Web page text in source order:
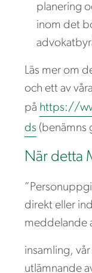
planering
inom det
Läs mer om
och ett av
på https://
ds (benämns
När detta
direkt eller
meddelande
insamling,
utlämnande